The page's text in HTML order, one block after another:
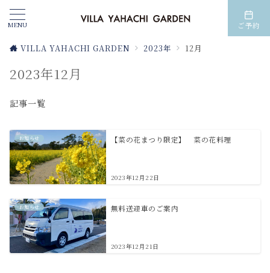
MENU ご予約
VILLA YAHACHI GARDEN 2023年 12月
2023年12月
記事一覧
お知らせ 【菜の花まつり限定】 菜の花料理
2023年12月22日
お知らせ 無料送迎車のご案内
2023年12月21日